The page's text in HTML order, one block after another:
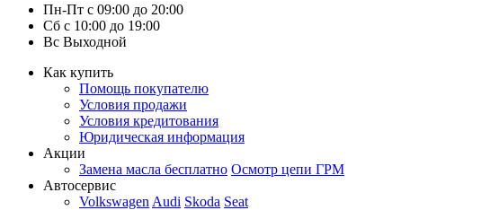
Пн-Пт с 09:00 до 20:00
Сб с 10:00 до 19:00
Вс Выходной
Как купить
Помощь покупателю
Условия продажи
Условия кредитования
Юридическая информация
Акции
Замена масла бесплатно Осмотр цепи ГРМ
Автосервис
Volkswagen Audi Skoda Seat